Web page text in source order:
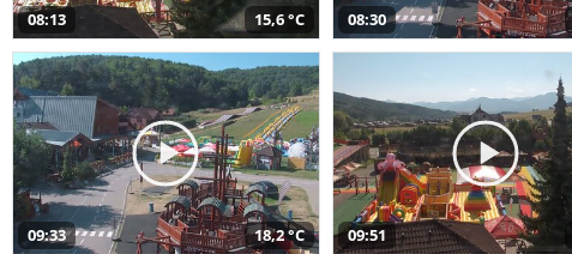
08:13 15,6 °C 08:30
09:33 18,2 °C 09:51